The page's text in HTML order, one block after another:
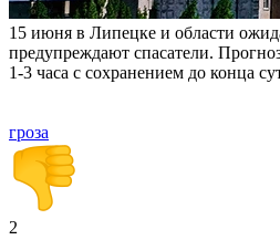
15 июня в Липецке и области
предупреждают спасатели.
1-3 часа с сохранением до конца
гроза
2